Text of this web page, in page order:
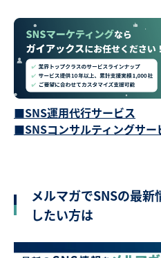
■SNS運用代行サービス
■SNSコンサルティングサー
メルマガでSNSの最新
したい方は